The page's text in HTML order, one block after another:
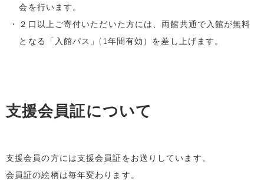
会を行います。
２口以上ご寄付いただいた方には、両館共通で入館が無料
となる「入館パス」(1年間有効）を差し上げます。
支援会員証について
支援会員の方には支援会員証をお送りしています。
会員証の絵柄は毎年変わります。